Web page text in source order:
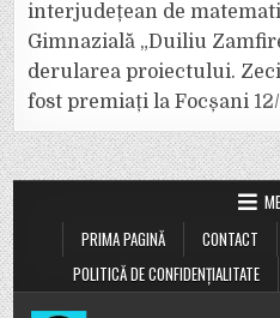
interjudețean de
Gimnazială „Duiliu
derularea proiectului.
fost premiați la Focșani
PRIMA PAGINĂ
CONTACT
POLITICĂ DE CONFIDENȚIALITATE